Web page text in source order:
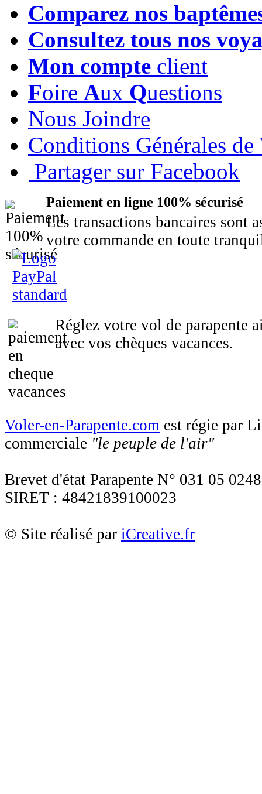
Comparez nos
Consultez tous nos
Mon compte client
Foire Aux Questions
Nous Joindre
Conditions Générales de
Partager sur Facebook
Paiement en ligne 100% sécurisé
Les transactions bancaires sont
votre commande en toute
Réglez votre vol de parapente
avec vos chèques vacances.
Voler-en-Parapente.com est régie par
commerciale "le peuple de l'air"
Brevet d'état Parapente N° 031 05 0248
SIRET : 48421839100023
© Site réalisé par iCreative.fr